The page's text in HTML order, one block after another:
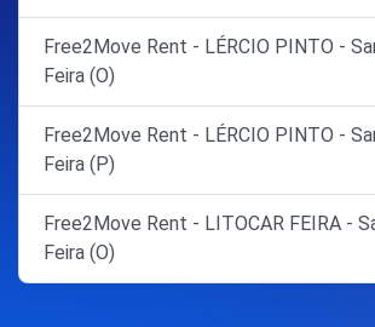
Free2Move Rent - LÉRCIO PINTO -
Feira (O)
Free2Move Rent - LÉRCIO PINTO -
Feira (P)
Free2Move Rent - LITOCAR FEIRA -
Feira (O)